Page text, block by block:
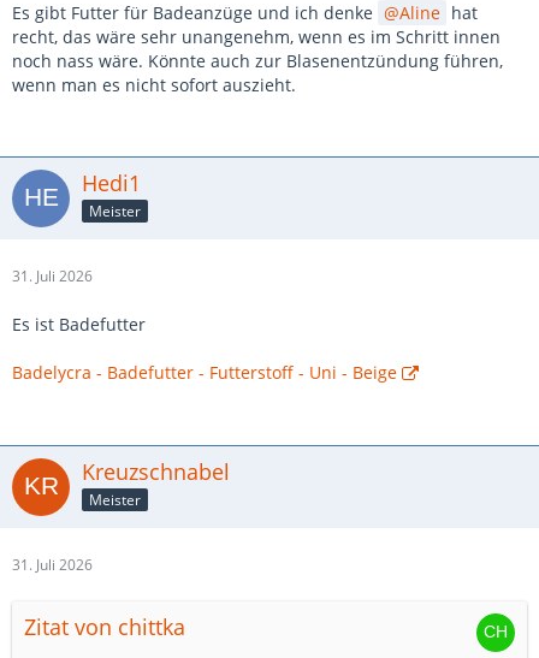
Es gibt Futter für Badeanzüge und ich denke Aline hat
recht, das wäre sehr unangenehm, wenn es im Schritt innen
noch nass wäre. Könnte auch zur Blasenentzündung führen,
wenn man es nicht sofort auszieht.
Hedi1
Meister
31. Juli 2026
Es ist Badefutter
Badelycra - Badefutter - Futterstoff - Uni - Beige
Kreuzschnabel
Meister
31. Juli 2026
Zitat von chittka